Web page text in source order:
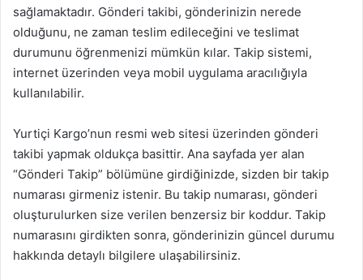
sağlamaktadır. Gönderi takibi, gönderinizin nerede
olduğunu, ne zaman teslim edileceğini ve teslimat
durumunu öğrenmenizi mümkün kılar. Takip sistemi,
internet üzerinden veya mobil uygulama aracılığıyla
kullanılabilir.
Yurtiçi Kargo’nun resmi web sitesi üzerinden gönderi
takibi yapmak oldukça basittir. Ana sayfada yer alan
“Gönderi Takip” bölümüne girdiğinizde, sizden bir takip
numarası girmeniz istenir. Bu takip numarası, gönderi
oluşturulurken size verilen benzersiz bir koddur. Takip
numarasını girdikten sonra, gönderinizin güncel durumu
hakkında detaylı bilgilere ulaşabilirsiniz.